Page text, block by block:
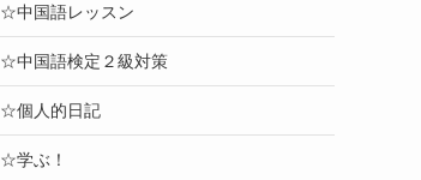
☆中国語レッスン
☆中国語検定２級対策
☆個人的日記
☆学ぶ！